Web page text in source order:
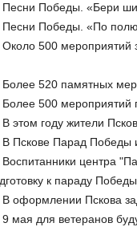
Песни Победы. «Бери
Победы. «По полю
500 мероприятий
520 памятных
500 мероприятий
этом году жители
Пскове Парад Победы
центра
к параду Победы
оформлении Пскова
мая для ветеранов